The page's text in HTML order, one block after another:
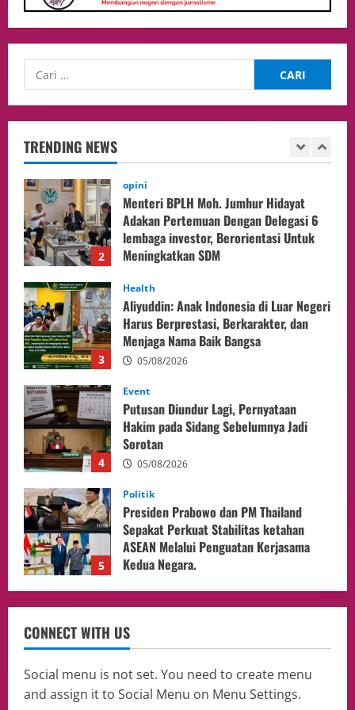
TRENDING NEWS
Selesaikan 25 Perkara Isbat Nikah bagi
WNI di Johor Bahru
2
Adakan Pertemuan Dengan Delegasi 6
3
Health
Aliyuddin: Anak Indonesia di Luar Negeri
Harus Berprestasi, Berkarakter, dan
Menjaga Nama Baik Bangsa
05/08/2026
4
Event
Putusan Diundur Lagi, Pernyataan
Hakim pada Sidang Sebelumnya Jadi
Sorotan
05/08/2026
5
Politik
Presiden Prabowo dan PM Thailand
Sepakat Perkuat Stabilitas ketahan
ASEAN Melalui Penguatan Kerjasama
Kedua Negara.
1
Culture
Pengadilan Agama Jakarta Pusat
Selesaikan 25 Perkara Isbat Nikah bagi
WNI di Johor Bahru
06/08/2026
2
Adakan Pertemuan Dengan Delegasi 6
lembaga investor, Berorientasi Untuk
Meningkatkan SDM
05/08/2026
Health
CONNECT WITH US
Social menu is not set. You need to create menu
and assign it to Social Menu on Menu Settings.